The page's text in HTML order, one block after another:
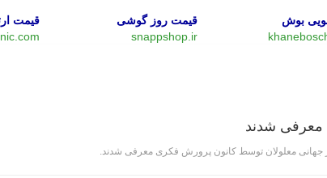
بوش
قیمت روز گوشی
snappshop.ir
قیمت
معرفی شدند
جهانی معلولان توسط کانون پرورش فکری معرفی شدند.